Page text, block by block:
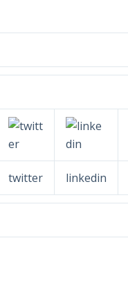
twitter linkedin